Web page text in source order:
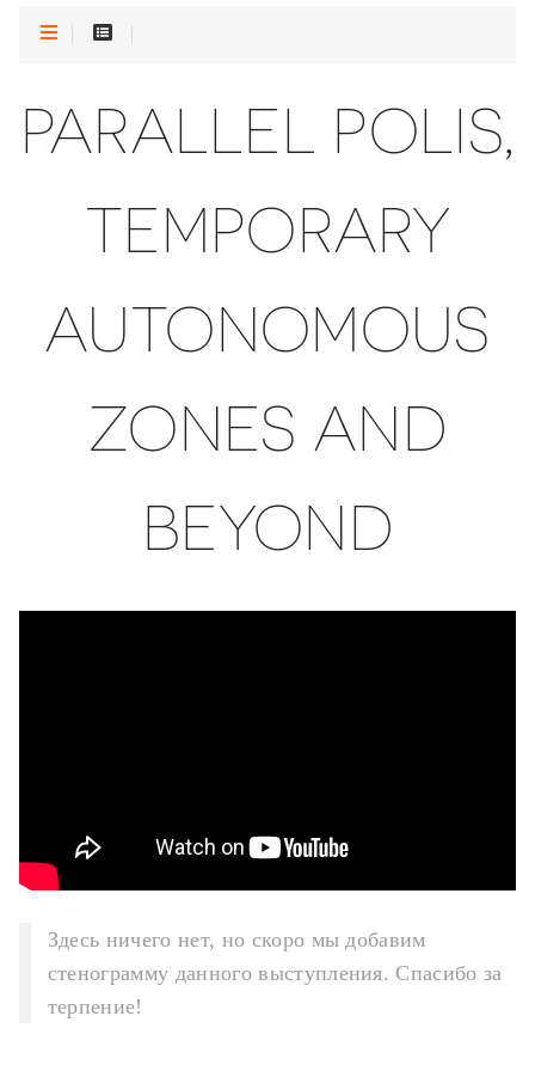
PARALLEL POLIS,
TEMPORARY
AUTONOMOUS
ZONES AND
BEYOND
Здесь ничего нет, но скоро мы добавим
стенограмму данного выступления. Спасибо за
терпение!